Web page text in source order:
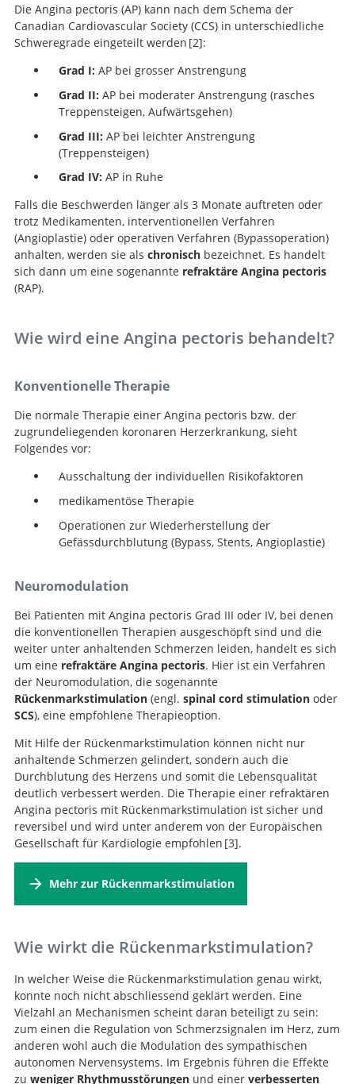
Die Angina pectoris (AP) kann nach dem Schema der
Canadian Cardiovascular Society (CCS) in unterschiedliche
Schweregrade eingeteilt werden 2
Letter: Grading of angina pectoris.
:
Grad I: AP bei grosser Anstrengung
Grad II: AP bei moderater Anstrengung (rasches
Treppensteigen, Aufwärtsgehen)
Grad III: AP bei leichter Anstrengung
(Treppensteigen)
Grad IV: AP in Ruhe
Falls die Beschwerden länger als 3 Monate auftreten oder
trotz Medikamenten, interventionellen Verfahren
(Angioplastie) oder operativen Verfahren (Bypassoperation)
anhalten, werden sie als chronisch bezeichnet. Es handelt
sich dann um eine sogenannte refraktäre Angina pectoris
(RAP).
Wie wird eine Angina pectoris behandelt?
Konventionelle Therapie
Die normale Therapie einer Angina pectoris bzw. der
zugrundeliegenden koronaren Herzerkrankung, sieht
Folgendes vor:
Ausschaltung der individuellen Risikofaktoren
medikamentöse Therapie
Operationen zur Wiederherstellung der
Gefässdurchblutung (Bypass, Stents, Angioplastie)
Neuromodulation
Bei Patienten mit Angina pectoris Grad III oder IV, bei denen
die konventionellen Therapien ausgeschöpft sind und die
weiter unter anhaltenden Schmerzen leiden, handelt es sich
um eine refraktäre Angina pectoris. Hier ist ein Verfahren
der Neuromodulation, die sogenannte
Rückenmarkstimulation (engl. spinal cord stimulationoder
SCS), eine empfohlene Therapieoption.
Mit Hilfe der Rückenmarkstimulation können nicht nur
anhaltende Schmerzen gelindert, sondern auch die
Durchblutung des Herzens und somit die Lebensqualität
deutlich verbessert werden. Die Therapie einer refraktären
Angina pectoris mit Rückenmarkstimulation ist sicher und
reversibel und wird unter anderem von der Europäischen
Gesellschaft für Kardiologie empfohlen 3
management of chronic coronary syndromes The Task
Force for the diagnosis and management of chronic
Cardiology (ESC)
.
Mehr zur Rückenmarkstimulation
Wie wirkt die Rückenmarkstimulation?
In welcher Weise die Rückenmarkstimulation genau wirkt,
konnte noch nicht abschliessend geklärt werden. Eine
Vielzahl an Mechanismen scheint daran beteiligt zu sein:
zum einen die Regulation von Schmerzsignalen im Herz, zum
anderen wohl auch die Modulation des sympathischen
autonomen Nervensystems. Im Ergebnis führen die Effekte
zu weniger Rhythmusstörungenund einer verbesserten